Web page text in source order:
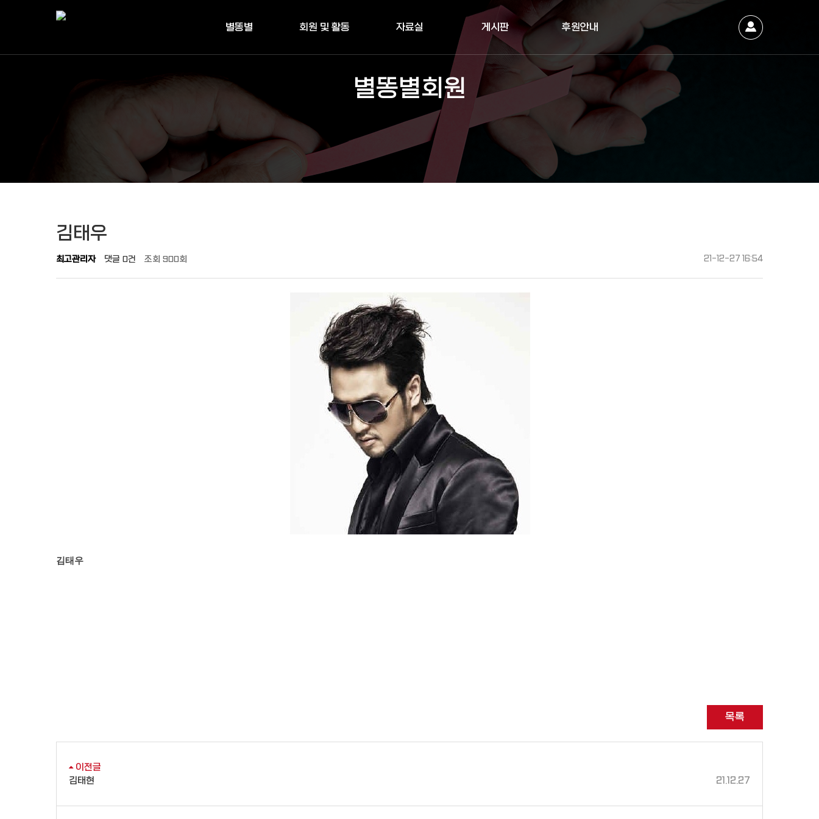
별똥별 회원 및 활동 자료실 게시판 후원안내
별똥별회원
김태우
최고관리자 댓글 0건 조회 900회 21-12-27 16:54
김태우
목록
이전글
김태현
21.12.27